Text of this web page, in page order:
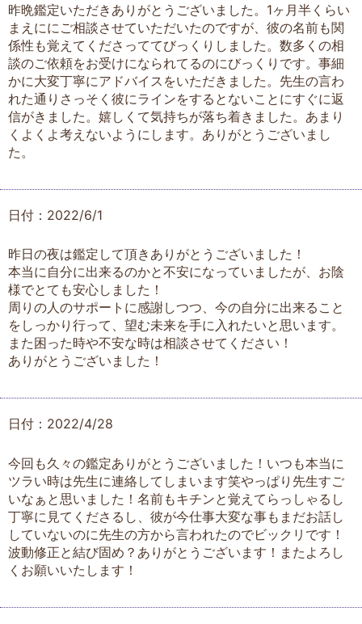
昨晩鑑定いただきありがとうございました。1ヶ月半くらい
まえににご相談させていただいたのですが、彼の名前も関
係性も覚えてくださっててびっくりしました。数多くの相
談のご依頼をお受けになられてるのにびっくりです。事細
かに大変丁寧にアドバイスをいただきました。先生の言わ
れた通りさっそく彼にラインをするとないことにすぐに返
信がきました。嬉しくて気持ちが落ち着きました。あまり
くよくよ考えないようにします。ありがとうございまし
た。
日付：2022/6/1
昨日の夜は鑑定して頂きありがとうございました！
本当に自分に出来るのかと不安になっていましたが、お陰
様でとても安心しました！
周りの人のサポートに感謝しつつ、今の自分に出来ること
をしっかり行って、望む未来を手に入れたいと思います。
また困った時や不安な時は相談させてください！
ありがとうございました！
日付：2022/4/28
今回も久々の鑑定ありがとうございました！いつも本当に
ツラい時は先生に連絡してしまいます笑やっぱり先生すご
いなぁと思いました！名前もキチンと覚えてらっしゃるし
丁寧に見てくださるし、彼が今仕事大変な事もまだお話し
していないのに先生の方から言われたのでビックリです！
波動修正と結び固め？ありがとうございます！またよろし
くお願いいたします！